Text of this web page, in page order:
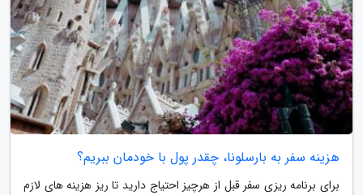
هزینه سفر به بارسلونا، چقدر پول با خودمان ببریم؟
برای برنامه ریزی سفر قبل از هرچیز احتیاج دارید تا ریز هزینه های لازم